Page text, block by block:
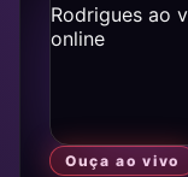
Ouça ao vivo